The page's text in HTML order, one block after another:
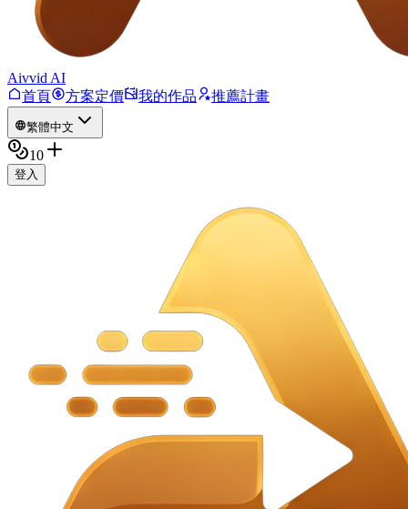
Aivvid AI
首頁
方案定價 我的作品 推薦計畫
繁體中文
10
登入